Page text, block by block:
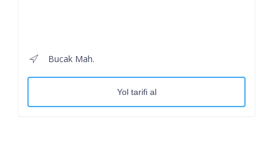
Bucak Mah.
Yol tarifi al